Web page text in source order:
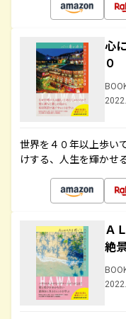
心
０
世界を４０年以上歩い
けする、人生を輝かせ
Ａ
絶